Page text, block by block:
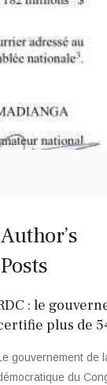
Author’s
Posts
: le
plus de
gouvernement de
du